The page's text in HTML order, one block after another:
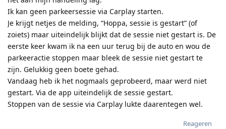
Ik kan geen parkeersessie via Carplay starten.
Je krijgt netjes de melding, “Hoppa, sessie is gestart” (of
zoiets) maar uiteindelijk blijkt dat de sessie niet gestart is. De
eerste keer kwam ik na een uur terug bij de auto en wou de
parkeeractie stoppen maar bleek de sessie niet gestart te
zijn. Gelukkig geen boete gehad.
Vandaag heb ik het nogmaals geprobeerd, maar werd niet
gestart. Via de app uiteindelijk de sessie gestart.
Stoppen van de sessie via Carplay lukte daarentegen wel.
Reageren